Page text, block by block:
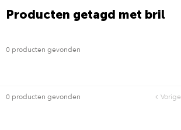
Producten getagd met bril
0 producten gevonden
0 producten gevonden Vorige